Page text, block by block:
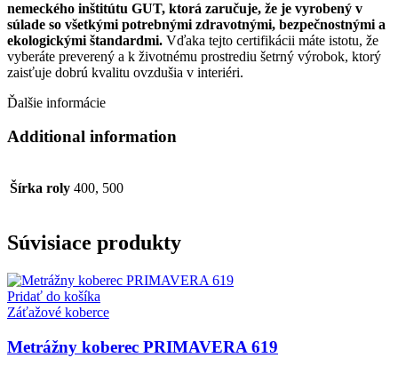
nemeckého inštitútu GUT, ktorá zaručuje, že je vyrobený v
súlade so všetkými potrebnými zdravotnými, bezpečnostnými a
ekologickými štandardmi. Vďaka tejto certifikácii máte istotu, že
vyberáte preverený a k životnému prostrediu šetrný výrobok, ktorý
zaisťuje dobrú kvalitu ovzdušia v interiéri.
Ďalšie informácie
Additional information
Šírka roly 400, 500
Súvisiace produkty
Pridať do košíka
Záťažové koberce
Metrážny koberec PRIMAVERA 619